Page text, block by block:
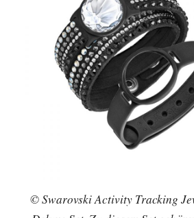
© Swarovski Activity Tracking